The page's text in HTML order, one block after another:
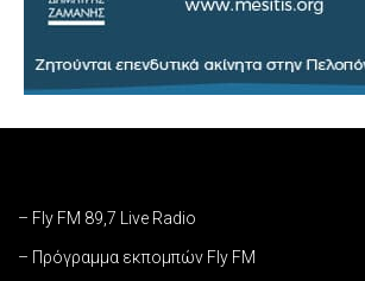
– Fly FM 89,7 Live Radio
– Πρόγραμμα εκπομπών Fly FM